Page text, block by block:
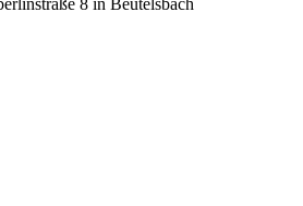
8 in Beutelsbach